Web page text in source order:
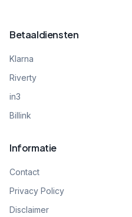
Betaaldiensten
Klarna
Riverty
in3
Billink
Informatie
Contact
Privacy Policy
Disclaimer